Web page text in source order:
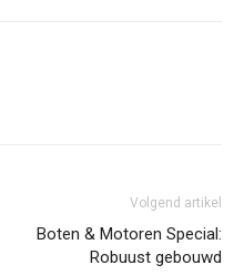
Volgend artikel
Boten & Motoren Special:
Robuust gebouwd